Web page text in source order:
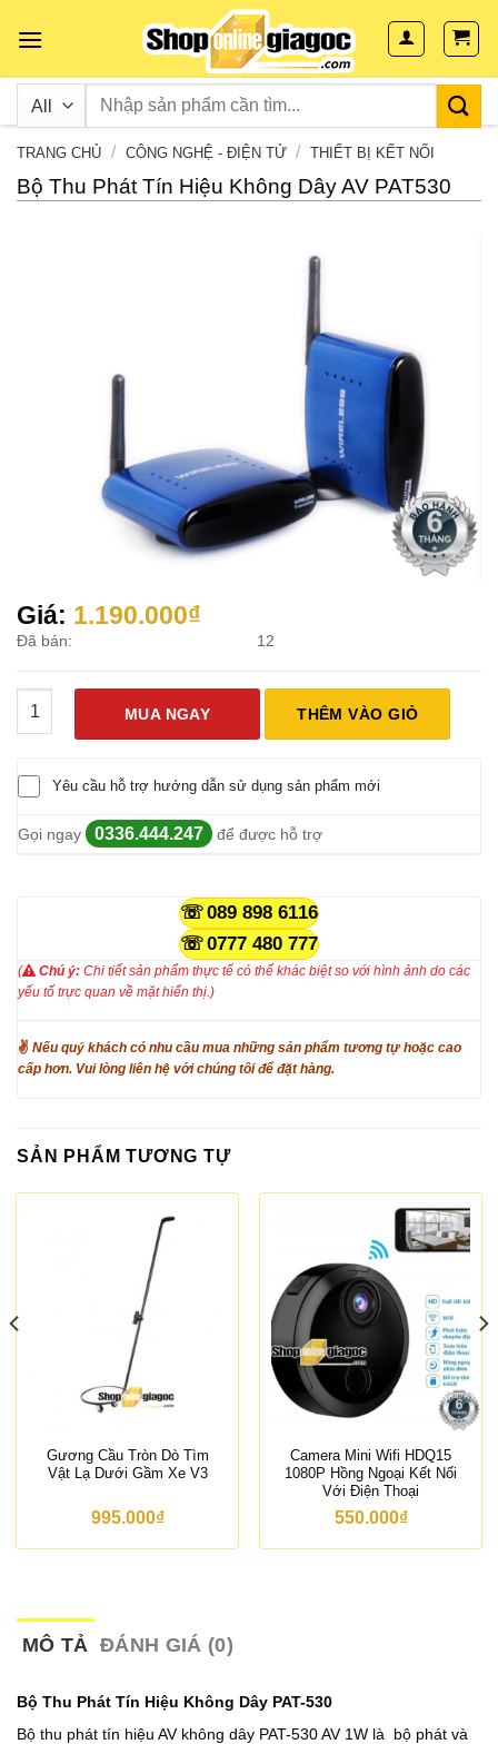
TRANG CHỦ / CÔNG NGHỆ - ĐIỆN TỬ / THIẾT BỊ KẾT NỐI
Bộ Thu Phát Tín Hiệu Không Dây AV PAT530
Giá: 1.190.000₫
Đã bán: 12
Bộ Thu Phát Tín Hiệu Không Dây AV PAT530 số lượng
MUA NGAY
THÊM VÀO GIỎ
Yêu cầu hỗ trợ hướng dẫn sử dụng sản phẩm mới
Gọi ngay 0336.444.247 để được hỗ trợ
089 898 6116
0777 480 777
( Chú ý: Chi tiết sản phẩm thực tế có thể khác biệt so với hình ảnh do các
yếu tố trực quan về mặt hiển thị.)
✌ Nếu quý khách có nhu cầu mua những sản phẩm tương tự hoặc cao
cấp hơn. Vui lòng liên hệ với chúng tôi để đặt hàng.
SẢN PHẨM TƯƠNG TỰ
Gương Cầu Tròn Dò Tìm
Vật Lạ Dưới Gầm Xe V3
995.000₫
Camera Mini Wifi HDQ15
1080P Hồng Ngoại Kết Nối
Với Điện Thoại
550.000₫
MÔ TẢ ĐÁNH GIÁ (0)
Bộ Thu Phát Tín Hiệu Không Dây PAT-530
Bộ thu phát tín hiệu AV không dây PAT-530 AV 1W là bộ phát và